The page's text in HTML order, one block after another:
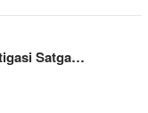
Satga…